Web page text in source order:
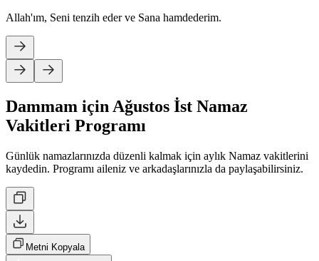
Allah'ım, Seni tenzih eder ve Sana hamdederim.
Dammam için Ağustos İst Namaz
Vakitleri Programı
Günlük namazlarınızda düzenli kalmak için aylık Namaz vakitlerini
kaydedin. Programı aileniz ve arkadaşlarınızla da paylaşabilirsiniz.
Metni Kopyala